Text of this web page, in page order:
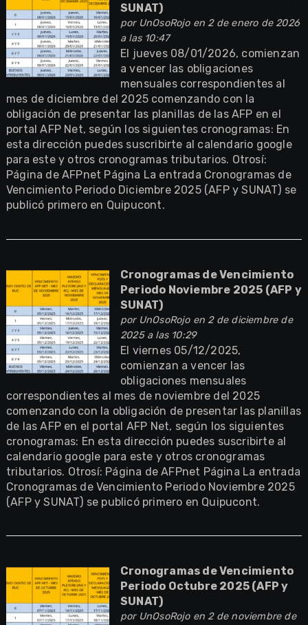
SUNAT)
por UnOsoRojoen 2 de enero de 2026
a las 10:47
El jueves 08/01/2026, comienzan
a vencer las obligaciones
mensuales correspondientes al
mes de diciembre del 2025 comenzando con la
obligación de presentar las planillas de las AFP en el
portal AFP Net, según los siguientes cronogramas: En
esta dirección puedes suscribirte al calendario google
para este y otros cronogramas tributarios. Otrosí:
Página de AFPnet Página La entrada Cronogramas de
Vencimiento Periodo Diciembre 2025 (AFP y SUNAT) se
publicó primero en Quipucont.
Cronogramas de Vencimiento
Periodo Noviembre 2025 (AFP y
SUNAT)
por UnOsoRojoen 2 de diciembre de
2025 a las 10:29
El viernes 05/12/2025,
comienzan a vencer las
obligaciones mensuales
correspondientes al mes de noviembre del 2025
comenzando con la obligación de presentar las planillas
de las AFP en el portal AFP Net, según los siguientes
cronogramas: En esta dirección puedes suscribirte al
calendario google para este y otros cronogramas
tributarios. Otrosí: Página de AFPnet Página La entrada
Cronogramas de Vencimiento Periodo Noviembre 2025
(AFP y SUNAT) se publicó primero en Quipucont.
Cronogramas de Vencimiento
Periodo Octubre 2025 (AFP y
SUNAT)
por UnOsoRojoen 2 de noviembre de